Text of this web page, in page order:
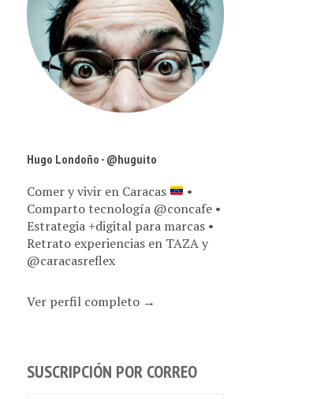
Hugo Londoño - @huguito
Comer y vivir en Caracas
•
Comparto tecnología @concafe •
Estrategia +digital para marcas •
Retrato experiencias en TAZA y
@caracasreflex
Ver perfil completo →
SUSCRIPCIÓN POR CORREO